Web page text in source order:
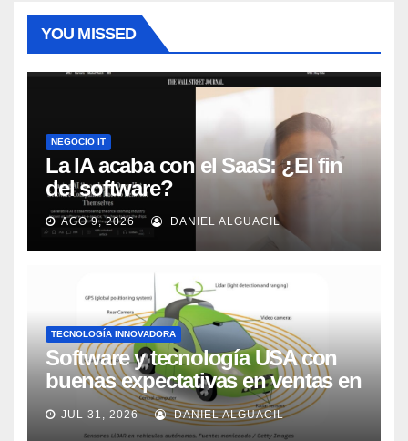
YOU MISSED
NEGOCIO IT
La IA acaba con el SaaS: ¿El fin
del software?
AGO 9, 2026 DANIEL ALGUACIL
TECNOLOGÍA INNOVADORA
Software y tecnología USA con
buenas expectativas en ventas en
los próximos 2 años, según
Market Watch
JUL 31, 2026 DANIEL ALGUACIL